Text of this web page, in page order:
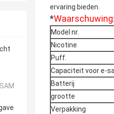
ervaring bieden.
*Waarschuwing
Model nr.
Nicotine
Puff.
Capaciteit voor e-
Batterij
grootte
Verpakking